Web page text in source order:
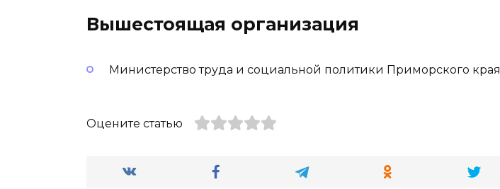
Вышестоящая организация
Министерство труда и социальной политики Приморского края
Оцените статью